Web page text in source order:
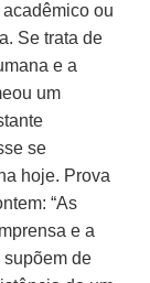
ou
Se trata de
e a
um
se
hoje. Prova
“As
e a
supõem de